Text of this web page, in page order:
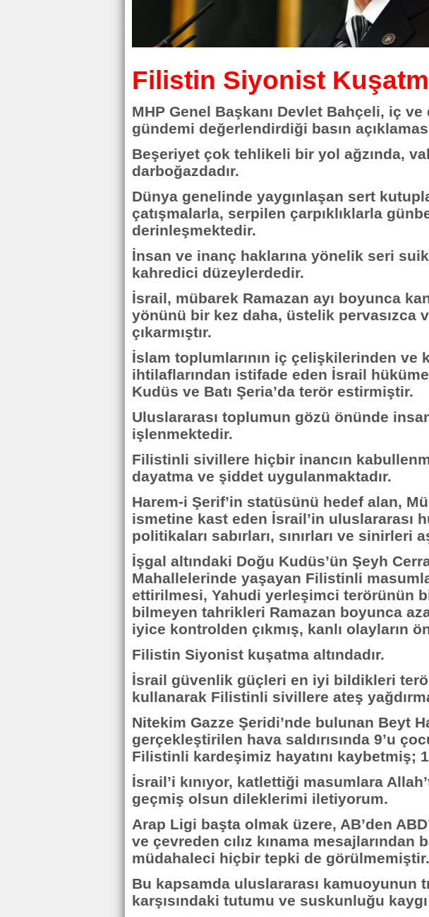
Filistin Siyonist
MHP Genel Başkanı Devlet Bahçeli, iç
gündemi değerlendirdiği basın
Beşeriyet çok tehlikeli bir yol ağzında,
darboğazdadır.
Dünya genelinde yaygınlaşan sert
çatışmalarla, serpilen çarpıklıklarla
derinleşmektedir.
İnsan ve inanç haklarına yönelik seri
kahredici düzeylerdedir.
İsrail, mübarek Ramazan ayı boyunca
yönünü bir kez daha, üstelik pervasızca
çıkarmıştır.
İslam toplumlarının iç çelişkilerinden ve
ihtilaflarından istifade eden İsrail
Kudüs ve Batı Şeria’da terör estirmiştir.
Uluslararası toplumun gözü önünde
işlenmektedir.
Filistinli sivillere hiçbir inancın
dayatma ve şiddet uygulanmaktadır.
Harem-i Şerif’in statüsünü hedef alan,
ismetine kast eden İsrail’in uluslararası
politikaları sabırları, sınırları ve sinirleri
İşgal altındaki Doğu Kudüs’ün Şeyh
Mahallelerinde yaşayan Filistinli
ettirilmesi, Yahudi yerleşimci terörünün
bilmeyen tahrikleri Ramazan boyunca
iyice kontrolden çıkmış, kanlı olayların
Filistin Siyonist kuşatma altındadır.
İsrail güvenlik güçleri en iyi bildikleri
kullanarak Filistinli sivillere ateş
Nitekim Gazze Şeridi’nde bulunan Beyt
gerçekleştirilen hava saldırısında 9’u
Filistinli kardeşimiz hayatını kaybetmiş;
İsrail’i kınıyor, katlettiği masumlara
geçmiş olsun dileklerimi iletiyorum.
Arap Ligi başta olmak üzere, AB’den
ve çevreden cılız kınama mesajlarından
müdahaleci hiçbir tepki de görülmemiştir.
Bu kapsamda uluslararası kamuoyunun
karşısındaki tutumu ve suskunluğu